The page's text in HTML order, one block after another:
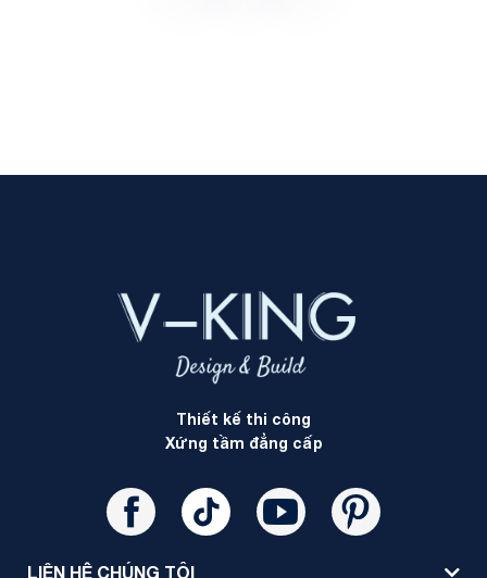
Thiết kế thi công
Xứng tầm đẳng cấp
LIÊN HỆ CHÚNG TÔI